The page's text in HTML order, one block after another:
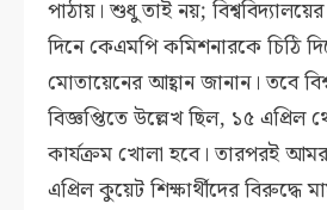
পাঠায়। শুধু তাই নয়;
দিনে কেএমপি কমিশনারকে চিঠি
মোতায়েনের আহ্বান জানান। তবে
বিজ্ঞপ্তিতে উল্লেখ ছিল, ১৫ এপ্রিল
কার্যক্রম খোলা হবে। তারপরই
এপ্রিল কুয়েট শিক্ষার্থীদের বিরুদ্ধে